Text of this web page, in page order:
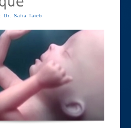
Dr. Safia Taieb